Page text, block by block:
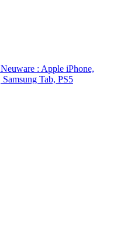
: Apple iPhone,
Tab, PS5